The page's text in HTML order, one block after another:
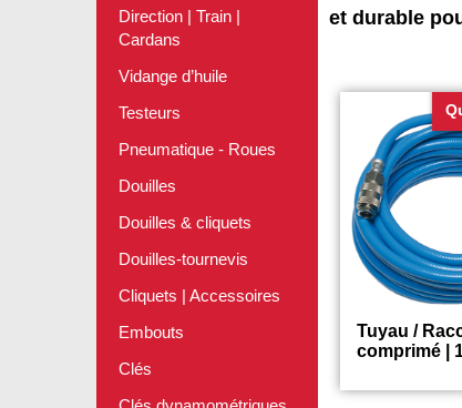
Direction | Train |
Cardans
Vidange d’huile
Testeurs
Pneumatique - Roues
Douilles
Douilles & cliquets
Douilles-tournevis
Cliquets | Accessoires
Embouts
Clés
et durable
Tuyau /
comprimé |